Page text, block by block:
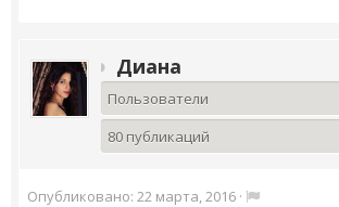
Диана
Пользователи
80 публикаций
Опубликовано: 22 марта, 2016 ·